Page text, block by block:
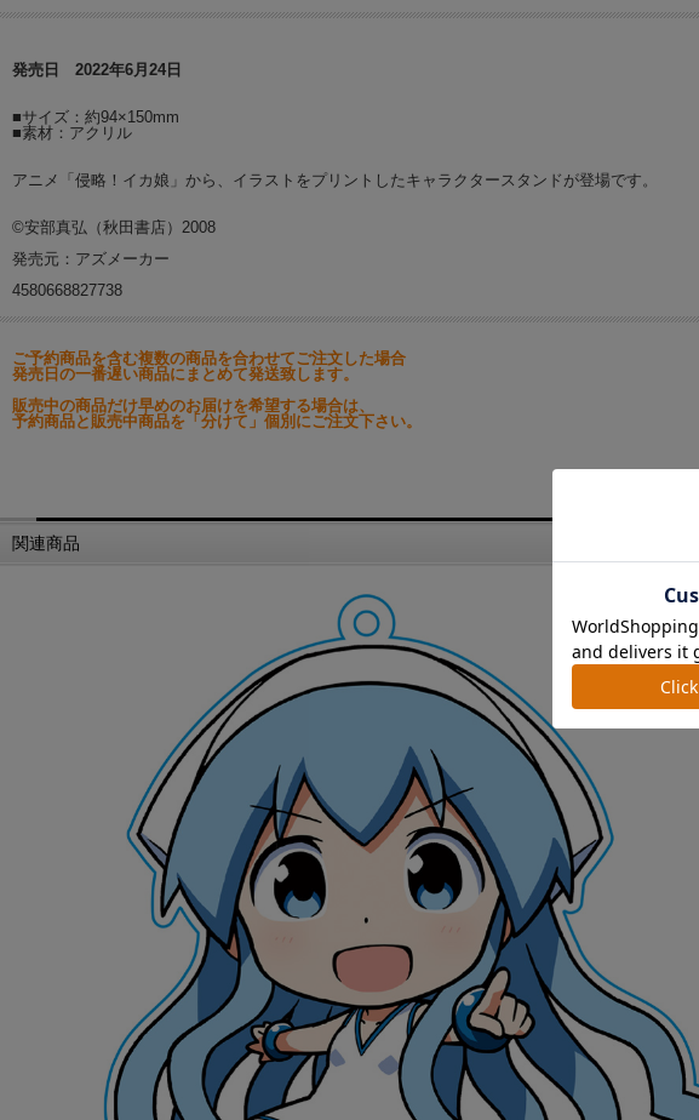
発売日 2022年6月24日
■サイズ：約94×150mm
■素材：アクリル
アニメ「侵略！イカ娘」から、イラストをプリントしたキャラクタースタンドが登場です。
©安部真弘（秋田書店）2008
発売元：アズメーカー
4580668827738
ご予約商品を含む複数の商品を合わせてご注文した場合
発売日の一番遅い商品にまとめて発送致します。
販売中の商品だけ早めのお届けを希望する場合は、
予約商品と販売中商品を「分けて」個別にご注文下さい。
関連商品